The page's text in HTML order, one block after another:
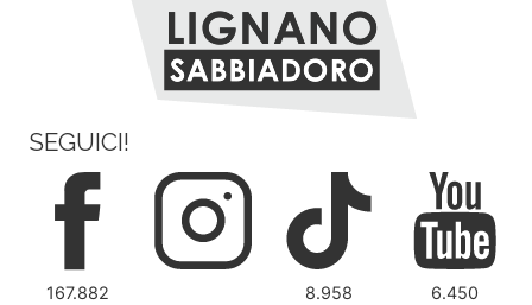
SEGUICI!
167.882 8.958 6.450